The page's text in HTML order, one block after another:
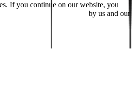
If you continue on our website, you
by us and our